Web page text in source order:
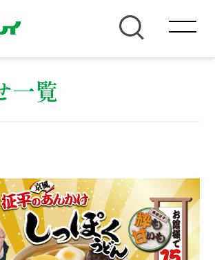
一覧